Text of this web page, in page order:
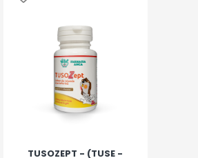
TUSOZEPT - (TUSE -